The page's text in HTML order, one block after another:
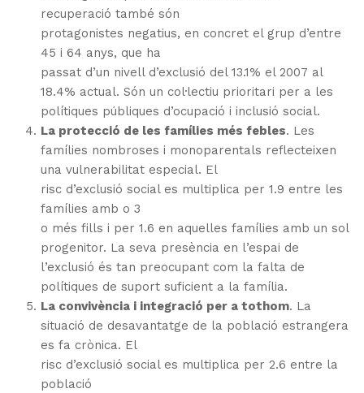
recuperació també són
protagonistes negatius, en concret el grup d’entre
45 i 64 anys, que ha
passat d’un nivell d’exclusió del 13.1% el 2007 al
18.4% actual.Són un col·lectiu prioritari per a les
polítiques públiques d’ocupació i inclusió social.
La protecció de les famílies més febles. Les
famílies nombroses i monoparentals reflecteixen
una vulnerabilitat especial. El
risc d’exclusió social es multiplica per 1.9 entre les
famílies amb o 3
o més fills i per 1.6 en aquelles famílies amb un sol
progenitor. La seva presència en l’espai de
l’exclusió és tan preocupant com la falta de
polítiques de suport suficient a la família.
La convivència i integració per a tothom. La
situació de desavantatge de la població estrangera
es fa crònica. El
risc d’exclusió social es multiplica per 2.6 entre la
població